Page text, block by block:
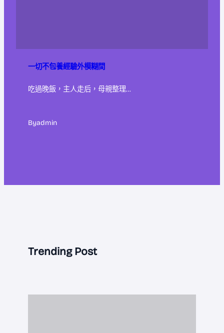
一切不包養經驗外模糊間
吃過晚飯，主人走后，母親整理…
Byadmin
Trending Post